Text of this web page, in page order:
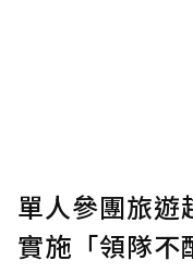
單人參團旅
實施「領隊不